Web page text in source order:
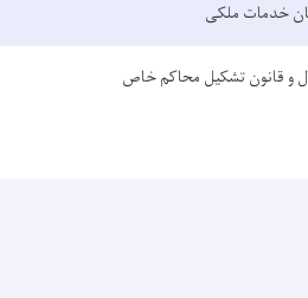
خدمات ملکی
و قانون تشکیل محاکم خاص